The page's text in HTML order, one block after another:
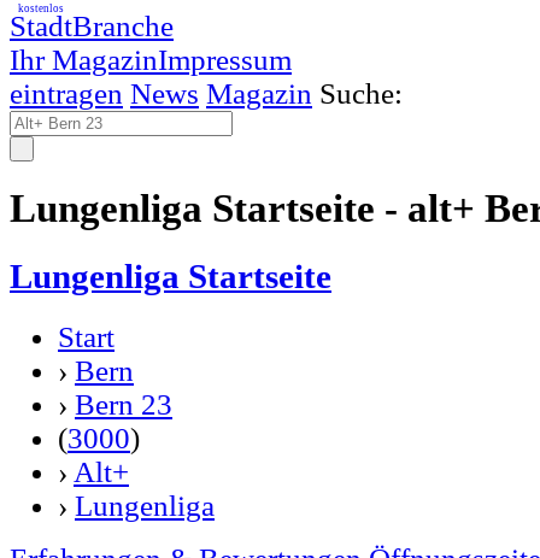
StadtBranche
Ihr MagazinImpressum
kostenlos
eintragen News Magazin Suche:
Lungenliga Startseite - alt+
Lungenliga Startseite
Start
› Bern
› Bern 23
(3000)
› Alt+
› Lungenliga